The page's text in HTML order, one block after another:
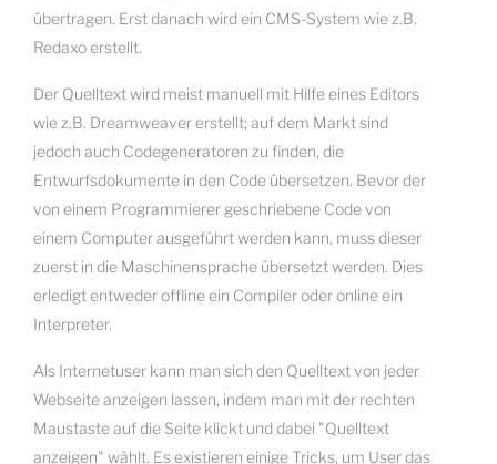
übertragen. Erst danach wird ein CMS-System wie z.B.
Redaxo erstellt.
Der Quelltext wird meist manuell mit Hilfe eines Editors
wie z.B. Dreamweaver erstellt; auf dem Markt sind
jedoch auch Codegeneratoren zu finden, die
Entwurfsdokumente in den Code übersetzen. Bevor der
von einem Programmierer geschriebene Code von
einem Computer ausgeführt werden kann, muss dieser
zuerst in die Maschinensprache übersetzt werden. Dies
erledigt entweder offline ein Compiler oder online ein
Interpreter.
Als Internetuser kann man sich den Quelltext von jeder
Webseite anzeigen lassen, indem man mit der rechten
Maustaste auf die Seite klickt und dabei "Quelltext
anzeigen" wählt. Es existieren einige Tricks, um User das